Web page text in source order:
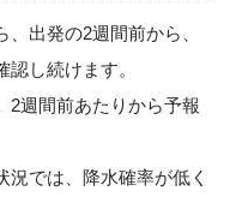
出発の2週間前から、
し続けます。
2週間前あたりから予報
では、降水確率が低く